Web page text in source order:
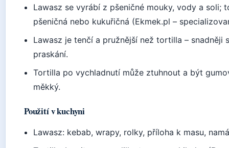
Lawasz se vyrábí z pšeničné mouky, vody a soli;
pšeničná nebo kukuřičná (Ekmek.pl –
Lawasz je tenčí a pružnější než tortilla – snadněji
praskání.
Tortilla po vychladnutí může ztuhnout a být
měkký.
Použití v kuchyni
Lawasz: kebab, wrapy, rolky, příloha k masu,